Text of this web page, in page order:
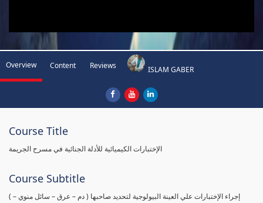
Overview Content Reviews ISLAM GABER
Course Title
الإختبارات الكيميائية للأدلة الجنائية في مسرح الجريمة
Course Subtitle
( إجراء الإختبارات علي العينة البيولوجية لتحديد صاحبها ( دم – عرق – سائل منوي –